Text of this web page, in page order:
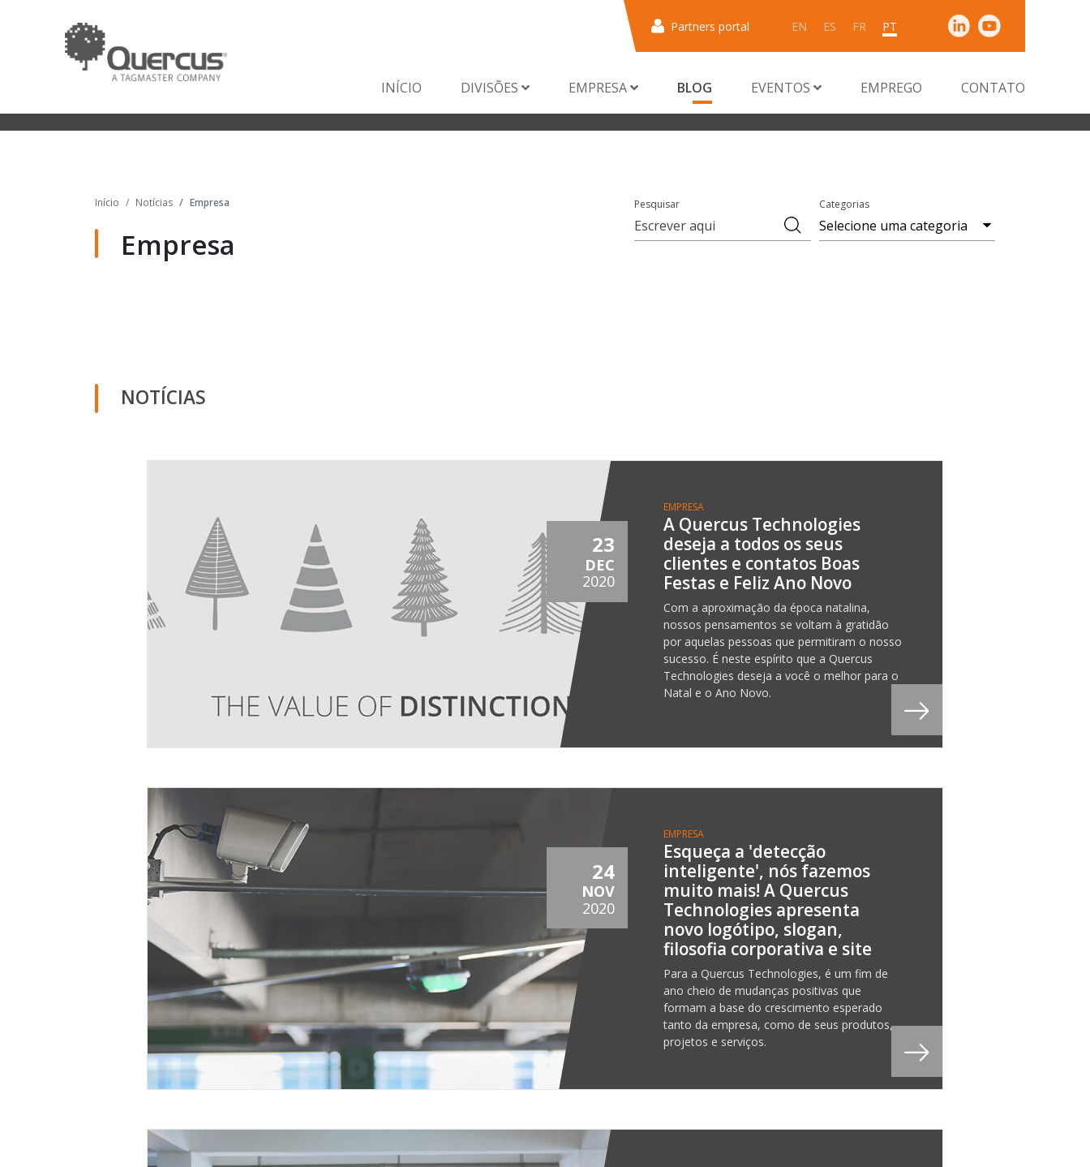
Partners portal EN ES FR PT
INÍCIO DIVISÕES EMPRESA BLOG EVENTOS EMPREGO CONTATO
Início Notícias Empresa
Empresa
Pesquisar Categorias
NOTÍCIAS
EMPRESA
23
DEC
2020
A Quercus Technologies
deseja a todos os seus
clientes e contatos Boas
Festas e Feliz Ano Novo
Com a aproximação da época natalina,
nossos pensamentos se voltam à gratidão
por aquelas pessoas que permitiram o nosso
sucesso. É neste espírito que a Quercus
Technologies deseja a você o melhor para o
Natal e o Ano Novo.
EMPRESA
24
NOV
2020
Esqueça a 'detecção
inteligente', nós fazemos
muito mais! A Quercus
Technologies apresenta
novo logótipo, slogan,
filosofia corporativa e site
Para a Quercus Technologies, é um fim de
ano cheio de mudanças positivas que
formam a base do crescimento esperado
tanto da empresa, como de seus produtos,
projetos e serviços.